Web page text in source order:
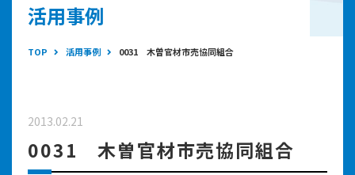
活用事例
TOP 活用事例 0031 木曽官材市売協同組合
2013.02.21
0031 木曽官材市売協同組合